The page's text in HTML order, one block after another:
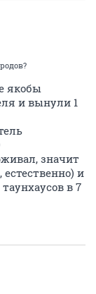
якобы
и вынули 1
значит
и
в 7